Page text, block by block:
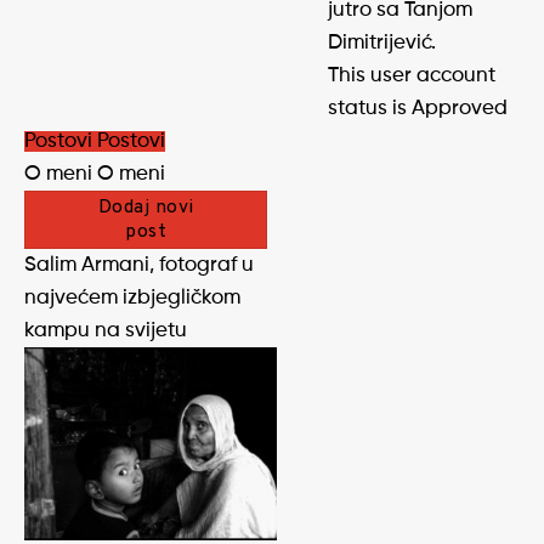
jutro sa Tanjom
Dimitrijević.
This user account
status is Approved
Postovi Postovi
O meni O meni
Dodaj novi
post
Salim Armani, fotograf u
najvećem izbjegličkom
kampu na svijetu